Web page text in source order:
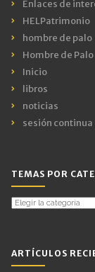
Enlaces de
HELPatrimonio
hombre de palo
Hombre de Palo
Inicio
libros
noticias
sesión continua
TEMAS POR
Temas
ARTÍCULOS